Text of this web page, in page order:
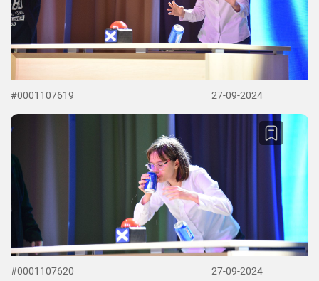
#0001107619 27-09-2024
#0001107620 27-09-2024